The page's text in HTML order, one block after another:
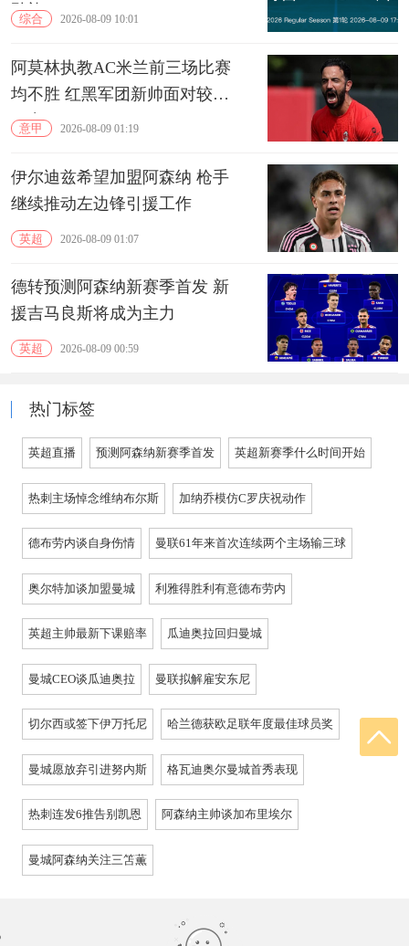
劲旅
综合 2026-08-09 10:01
阿莫林执教AC米兰前三场比赛
均不胜 红黑军团新帅面对较大
压力
意甲 2026-08-09 01:19
伊尔迪兹希望加盟阿森纳 枪手
继续推动左边锋引援工作
英超 2026-08-09 01:07
德转预测阿森纳新赛季首发 新
援吉马良斯将成为主力
英超 2026-08-09 00:59
热门标签
英超直播 预测阿森纳新赛季首发 英超新赛季什么时间开始
热刺主场悼念维纳布尔斯 加纳乔模仿C罗庆祝动作
德布劳内谈自身伤情 曼联61年来首次连续两个主场输三球
奥尔特加谈加盟曼城 利雅得胜利有意德布劳内
英超主帅最新下课赔率 瓜迪奥拉回归曼城
曼城CEO谈瓜迪奥拉 曼联拟解雇安东尼
切尔西或签下伊万托尼 哈兰德获欧足联年度最佳球员奖
曼城愿放弃引进努内斯 格瓦迪奥尔曼城首秀表现
热刺连发6推告别凯恩 阿森纳主帅谈加布里埃尔
曼城阿森纳关注三笘薫